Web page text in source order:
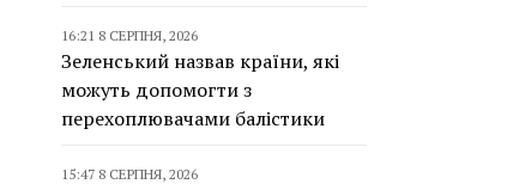
16:21 8 СЕРПНЯ, 2026
Зеленський назвав країни, які
можуть допомогти з
перехоплювачами балістики
15:47 8 СЕРПНЯ, 2026